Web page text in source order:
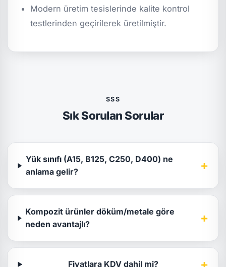
Modern üretim tesislerinde kalite kontrol
testlerinden geçirilerek üretilmiştir.
SSS
Sık Sorulan Sorular
Yük sınıfı (A15, B125, C250, D400) ne
anlama gelir?
+
Kompozit ürünler döküm/metale göre
neden avantajlı?
+
Fiyatlara KDV dahil mi?